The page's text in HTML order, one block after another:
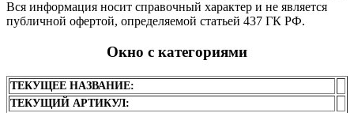
Вся информация носит справочный характер и не является
публичной офертой, определяемой статьей 437 ГК РФ.
Окно с категориями
ТЕКУЩЕЕ НАЗВАНИЕ:
ТЕКУЩИЙ АРТИКУЛ: